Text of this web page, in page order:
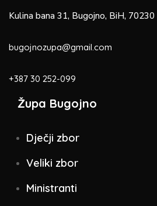
Kulina bana 31, Bugojno, BiH, 70230
bugojnozupa@gmail.com
+387 30 252-099
Župa Bugojno
Dječji zbor
Veliki zbor
Ministranti